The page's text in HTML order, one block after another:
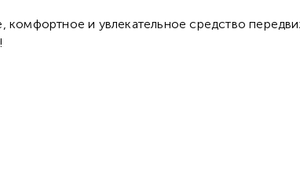
и увлекательное средство